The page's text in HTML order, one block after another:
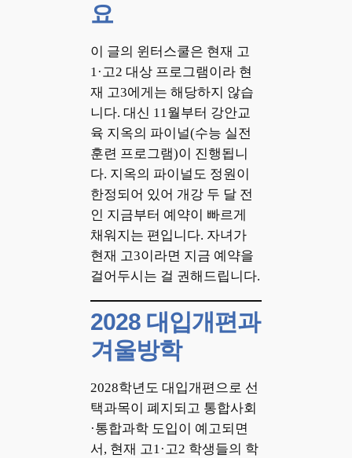
요
이 글의 윈터스쿨은 현재 고
1·고2 대상 프로그램이라 현
재 고3에게는 해당하지 않습
니다. 대신 11월부터 강안교
육 지옥의 파이널(수능 실전
훈련 프로그램)이 진행됩니
다. 지옥의 파이널도 정원이
한정되어 있어 개강 두 달 전
인 지금부터 예약이 빠르게
채워지는 편입니다. 자녀가
현재 고3이라면 지금 예약을
걸어두시는 걸 권해드립니다.
2028 대입개편과
겨울방학
2028학년도 대입개편으로 선
택과목이 폐지되고 통합사회
·통합과학 도입이 예고되면
서, 현재 고1·고2 학생들의 학